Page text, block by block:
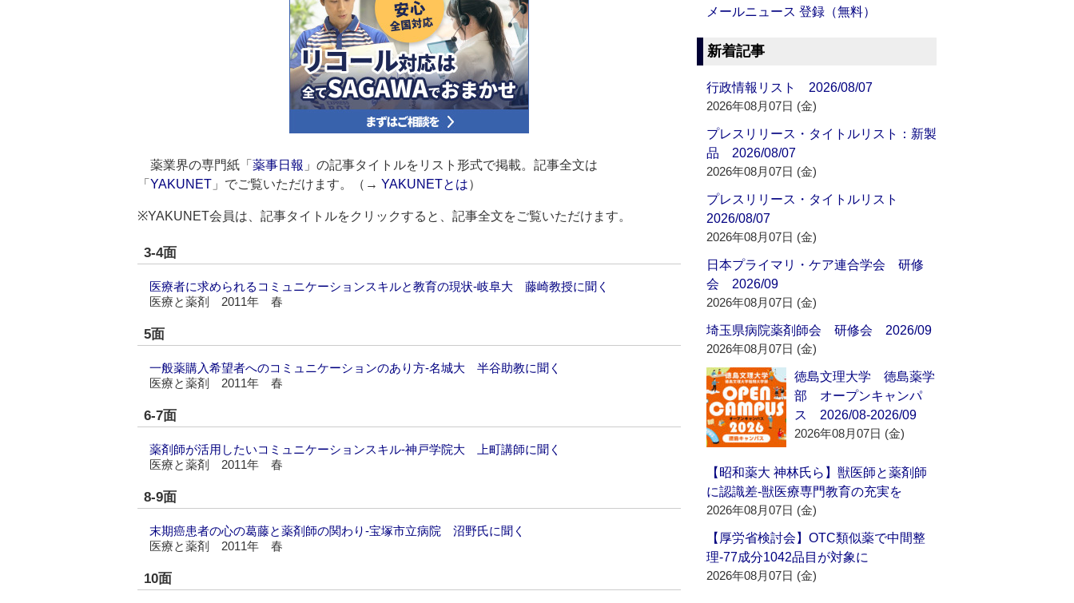
薬業界の専門紙「 薬事日報 」の記事タイトルをリスト形式で掲載。記事全文は
「 YAKUNET 」でご覧いただけます。（→ YAKUNETとは）
※YAKUNET会員は、記事タイトルをクリックすると、記事全文をご覧いただけます。
3-4面
医療者に求められるコミュニケーションスキルと教育の現状‐岐阜大 藤崎教授に聞く
医療と薬剤 2011年 春
5面
一般薬購入希望者へのコミュニケーションのあり方‐名城大 半谷助教に聞く
医療と薬剤 2011年 春
6-7面
薬剤師が活用したいコミュニケーションスキル‐神戸学院大 上町講師に聞く
医療と薬剤 2011年 春
8-9面
末期癌患者の心の葛藤と薬剤師の関わり‐宝塚市立病院 沼野氏に聞く
医療と薬剤 2011年 春
10面
メールニュース 登録（無料）
新着記事
行政情報リスト 2026/08/07
2026年08月07日 (金)
プレスリリース・タイトルリスト：新製
品 2026/08/07
2026年08月07日 (金)
プレスリリース・タイトルリスト
2026/08/07
2026年08月07日 (金)
日本プライマリ・ケア連合学会 研修
会 2026/09
2026年08月07日 (金)
埼玉県病院薬剤師会 研修会 2026/09
2026年08月07日 (金)
徳島文理大学 徳島薬学
部 オープンキャンパ
ス 2026/08-2026/09
2026年08月07日 (金)
【昭和薬大 神林氏ら】獣医師と薬剤師
に認識差‐獣医療専門教育の充実を
2026年08月07日 (金)
【厚労省検討会】OTC類似薬で中間整
理‐77成分1042品目が対象に
2026年08月07日 (金)